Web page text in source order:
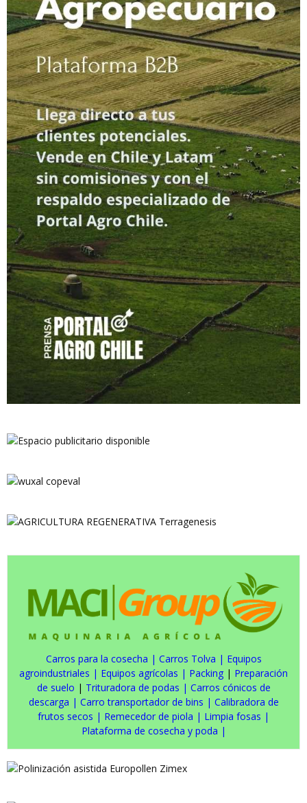
Carros para la cosecha | Carros Tolva | Equipos
agroindustriales | Equipos agrícolas | Packing | Preparación
de suelo | Trituradora de podas | Carros cónicos de
descarga | Carro transportador de bins | Calibradora de
frutos secos | Remecedor de piola | Limpia fosas |
Plataforma de cosecha y poda |